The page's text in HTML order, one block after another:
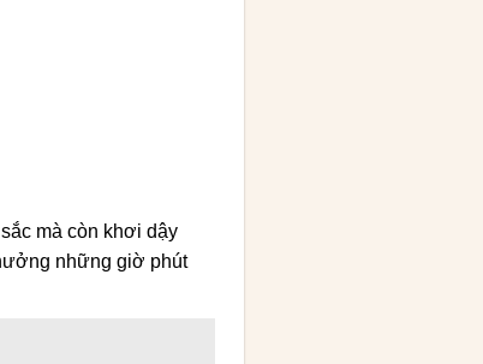
mà còn khơi dậy
những giờ phút